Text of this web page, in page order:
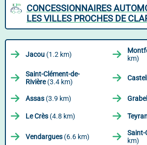
CONCESSIONNAIRES
LES VILLES PROCHES DE
Jacou (1.2 km)
km)
Saint-Clément-de-
Rivière(3.4 km)
Assas (3.9 km)
Le Crès (4.8 km)
Vendargues (6.6 km) Saint-
km)